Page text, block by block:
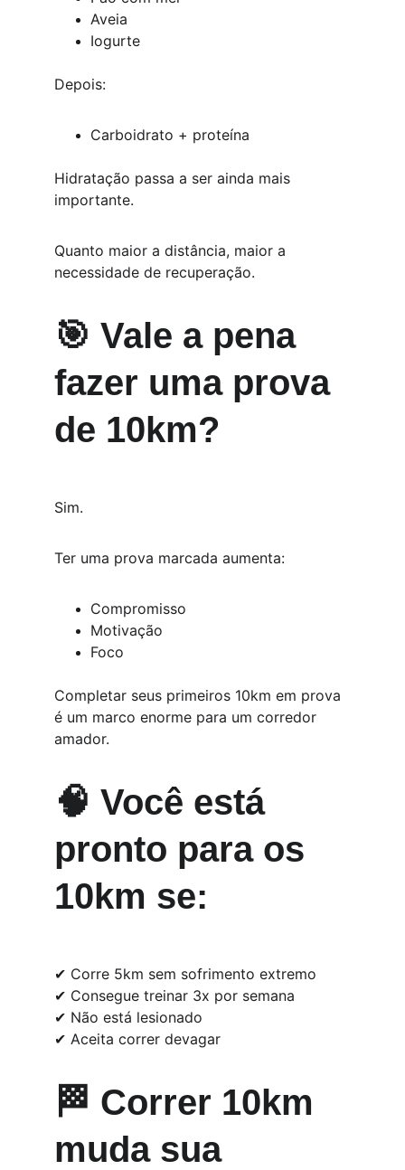
Aveia
Iogurte
Depois:
Carboidrato + proteína
Hidratação passa a ser ainda mais
importante.
Quanto maior a distância, maior a
necessidade de recuperação.
🎯 Vale a pena
fazer uma prova
de 10km?
Sim.
Ter uma prova marcada aumenta:
Compromisso
Motivação
Foco
Completar seus primeiros 10km em prova
é um marco enorme para um corredor
amador.
🧠 Você está
pronto para os
10km se:
✔ Corre 5km sem sofrimento extremo
✔ Consegue treinar 3x por semana
✔ Não está lesionado
✔ Aceita correr devagar
🏁 Correr 10km
muda sua